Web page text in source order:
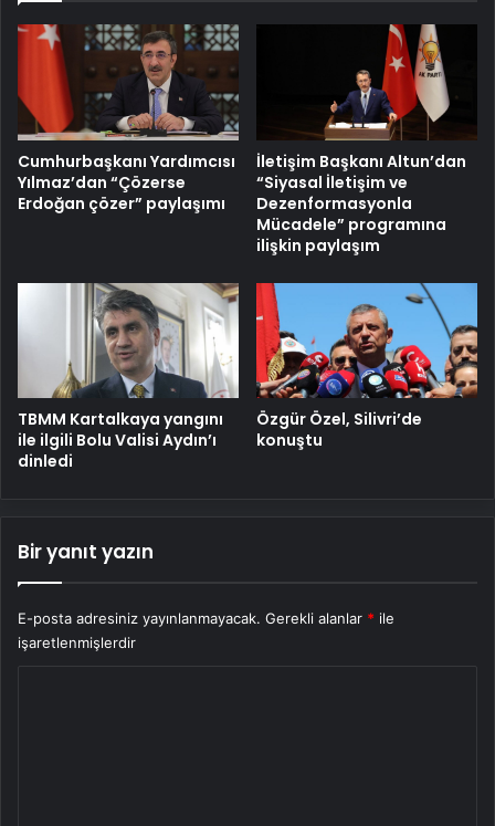
Cumhurbaşkanı Yardımcısı
Yılmaz’dan “Çözerse
Erdoğan çözer” paylaşımı
İletişim Başkanı Altun’dan
“Siyasal İletişim ve
Dezenformasyonla
Mücadele” programına
ilişkin paylaşım
TBMM Kartalkaya yangını
ile ilgili Bolu Valisi Aydın’ı
dinledi
Özgür Özel, Silivri’de
konuştu
Bir yanıt yazın
E-posta adresiniz yayınlanmayacak. Gerekli alanlar * ile
işaretlenmişlerdir